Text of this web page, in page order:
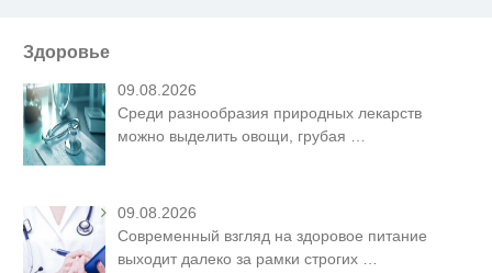
Здоровье
09.08.2026
Среди разнообразия природных лекарств
можно выделить овощи, грубая
09.08.2026
Современный взгляд на здоровое питание
выходит далеко за рамки строгих